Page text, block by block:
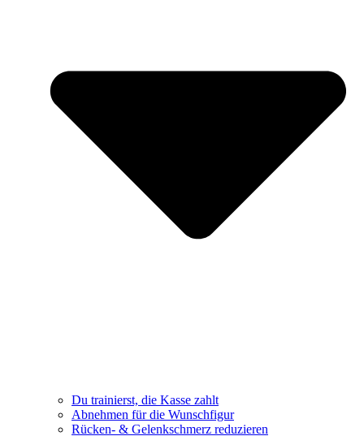
Du trainierst, die Kasse zahlt
Abnehmen für die Wunschfigur
Rücken- & Gelenkschmerz reduzieren